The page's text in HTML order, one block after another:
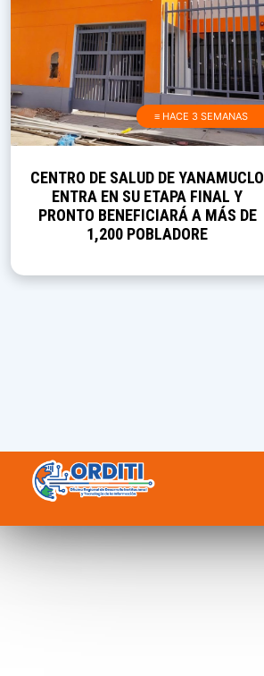
≡ HACE 3 SEMANAS
CENTRO DE SALUD DE YANAMUCLO
ENTRA EN SU ETAPA FINAL Y
PRONTO BENEFICIARÁ A MÁS DE
1,200 POBLADORE